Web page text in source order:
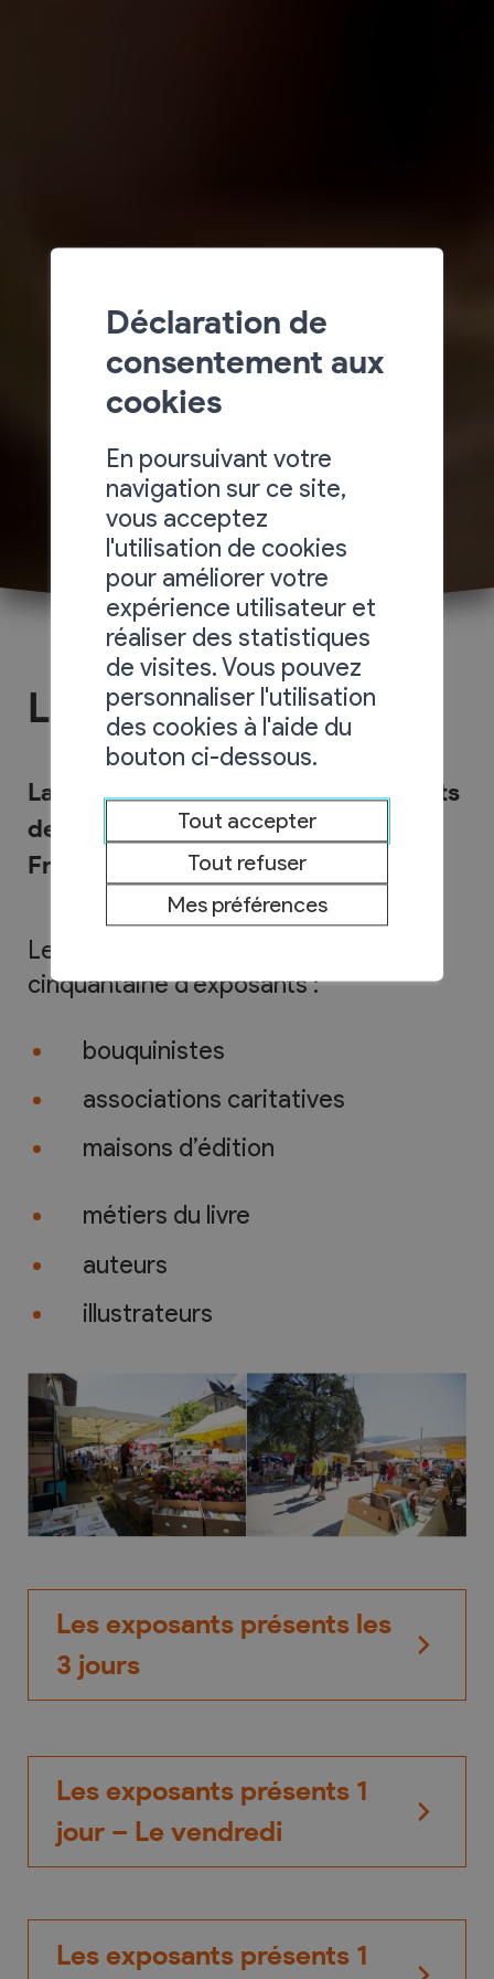
Le marché du Livre
La Fête du Livre draine des exposants
de toute la Suisse romande et de
France voisine.
Le marché du livre compte ainsi une
cinquantaine d’exposants :
bouquinistes
associations caritatives
maisons d’édition
métiers du livre
auteurs
illustrateurs
Les exposants présents les
3 jours
Gore des Alpes
Editions Corne Blanche –
Bauwens Clarisse
Yvonne
Les exposants présents 1
jour – Le vendredi
Agnieszka Pirszel Duvoisin
Les exposants présents 1
Déclaration de
consentement aux
cookies
En poursuivant votre
navigation sur ce site,
vous acceptez
l'utilisation de cookies
pour améliorer votre
expérience utilisateur et
réaliser des statistiques
de visites. Vous pouvez
personnaliser l'utilisation
des cookies à l'aide du
bouton ci-dessous.
Tout accepter
Tout refuser
Mes préférences